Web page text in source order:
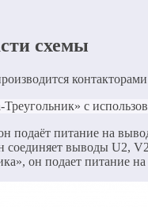
схемы
с
питание на
выводы U2,
он подает питание